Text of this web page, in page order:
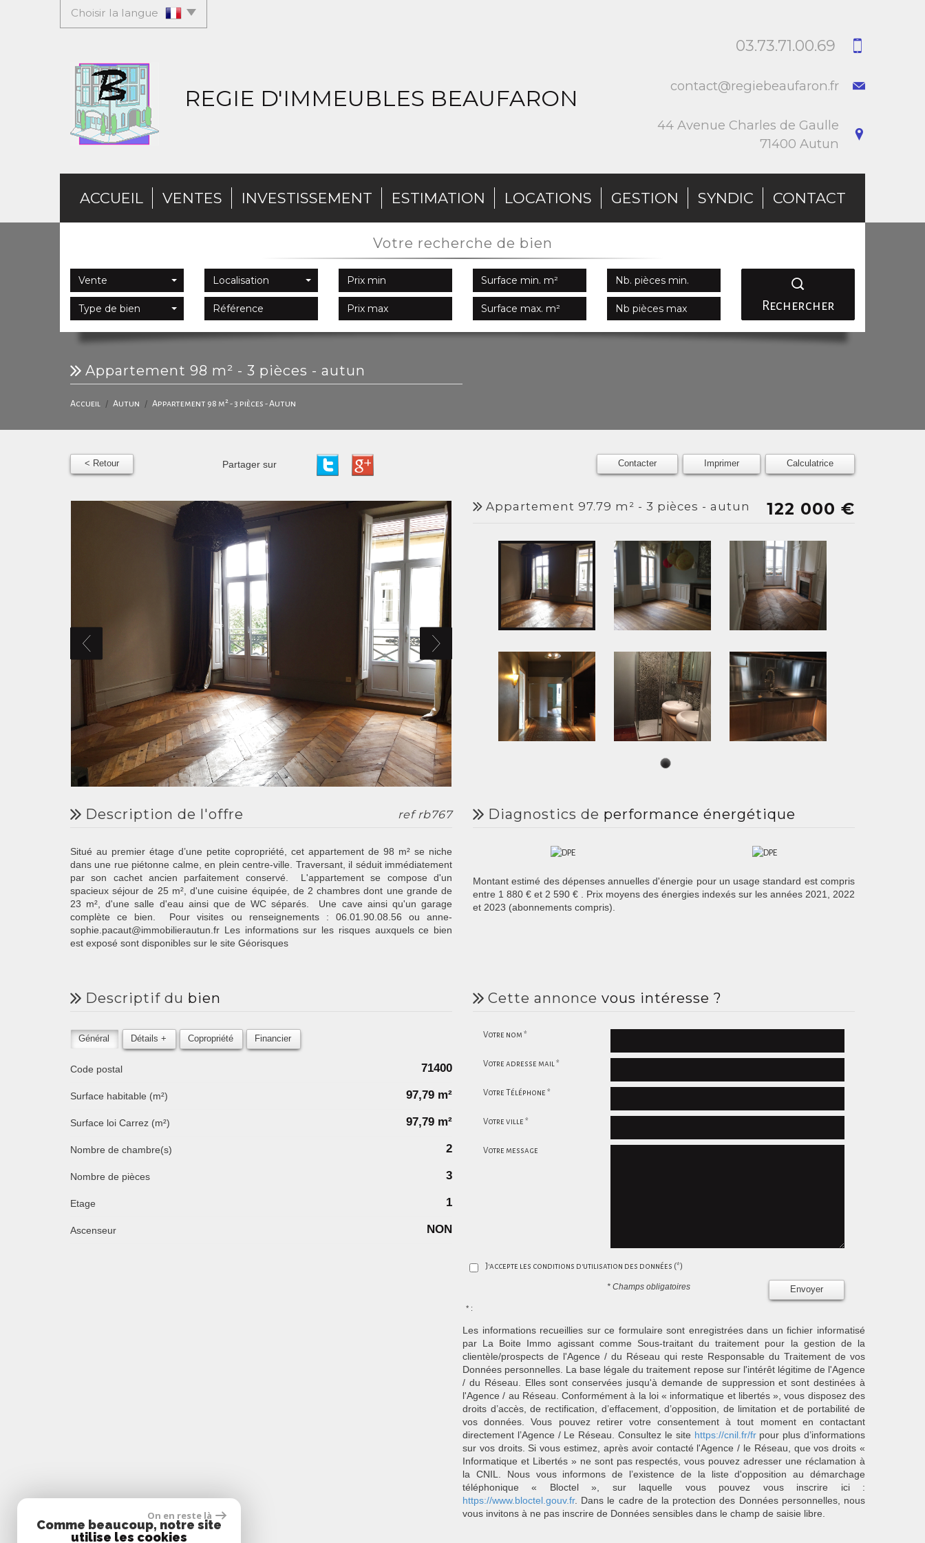
Choisir la langue
REGIE D'IMMEUBLES BEAUFARON
03.73.71.00.69
contact@regiebeaufaron.fr
44 Avenue Charles de Gaulle
71400 Autun
ACCUEIL VENTES INVESTISSEMENT ESTIMATION LOCATIONS GESTION SYNDIC CONTACT
votre recherche de bien
Vente
Type de bien
Localisation
Rechercher
appartement 98 m² - 3 pièces - autun
Accueil Autun Appartement 98 m² - 3 pièces - Autun
< Retour Partager sur Contacter Imprimer Calculatrice
appartement 97.79 m² - 3 pièces - autun 122 000 €
description de l'offre ref rb767
Situé au premier étage d’une petite copropriété, cet appartement de 98 m² se niche
dans une rue piétonne calme, en plein centre-ville. Traversant, il séduit immédiatement
par son cachet ancien parfaitement conservé. L'appartement se compose d'un
spacieux séjour de 25 m², d'une cuisine équipée, de 2 chambres dont une grande de
23 m², d'une salle d'eau ainsi que de WC séparés. Une cave ainsi qu'un garage
complète ce bien. Pour visites ou renseignements : 06.01.90.08.56 ou anne-
sophie.pacaut@immobilierautun.fr Les informations sur les risques auxquels ce bien
est exposé sont disponibles sur le site Géorisques
diagnostics de performance énergétique
Montant estimé des dépenses annuelles d'énergie pour un usage standard est compris
entre 1 880 € et 2 590 € . Prix moyens des énergies indexés sur les années 2021, 2022
et 2023 (abonnements compris).
descriptif du bien
Général Détails + Copropriété Financier
Code postal 71400
Surface habitable (m²) 97,79 m²
Surface loi Carrez (m²) 97,79 m²
Nombre de chambre(s) 2
Nombre de pièces 3
Etage 1
Ascenseur NON
cette annonce vous intéresse ?
Votre nom *
Votre adresse mail *
Votre Téléphone *
Votre ville *
Votre message
J'accepte les conditions d'utilisation des données (*)
Envoyer
* Champs obligatoires
* :
Les informations recueillies sur ce formulaire sont enregistrées dans un fichier informatisé
par La Boite Immo agissant comme Sous-traitant du traitement pour la gestion de la
clientèle/prospects de l'Agence / du Réseau qui reste Responsable du Traitement de vos
Données personnelles. La base légale du traitement repose sur l'intérêt légitime de l'Agence
/ du Réseau. Elles sont conservées jusqu'à demande de suppression et sont destinées à
l'Agence / au Réseau. Conformément à la loi « informatique et libertés », vous disposez des
droits d’accès, de rectification, d’effacement, d’opposition, de limitation et de portabilité de
vos données. Vous pouvez retirer votre consentement à tout moment en contactant
directement l’Agence / Le Réseau. Consultez le site https://cnil.fr/frpour plus d’informations
sur vos droits. Si vous estimez, après avoir contacté l'Agence / le Réseau, que vos droits «
Informatique et Libertés » ne sont pas respectés, vous pouvez adresser une réclamation à
la CNIL. Nous vous informons de l’existence de la liste d'opposition au démarchage
téléphonique « Bloctel », sur laquelle vous pouvez vous inscrire ici :
https://www.bloctel.gouv.fr. Dans le cadre de la protection des Données personnelles, nous
vous invitons à ne pas inscrire de Données sensibles dans le champ de saisie libre.
On en reste là
Comme beaucoup, notre site
utilise les cookies